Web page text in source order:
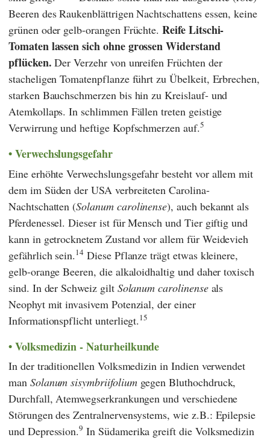
Beeren des Raukenblättrigen Nachtschattens essen, keine
grünen oder gelb-orangen Früchte.Reife Litschi-
Tomaten lassen sich ohne grossen Widerstand
pflücken. Der Verzehr von unreifen Früchten der
stacheligen Tomatenpflanze führt zu Übelkeit, Erbrechen,
starken Bauchschmerzen bis hin zu Kreislauf- und
Atemkollaps. In schlimmen Fällen treten geistige
Verwirrung und heftige Kopfschmerzen auf.5
Verwechslungsgefahr
Eine erhöhte Verwechslungsgefahr besteht vor allem mit
dem im Süden der USA verbreiteten Carolina-
Nachtschatten (Solanum carolinense), auch bekannt als
Pferdenessel. Dieser ist für Mensch und Tier giftig und
kann in getrocknetem Zustand vor allem für Weidevieh
gefährlich sein.14 Diese Pflanze trägt etwas kleinere,
gelb-orange Beeren, die alkaloidhaltig und daher toxisch
sind. In der Schweiz gilt Solanum carolinenseals
Neophyt mit invasivem Potenzial, der einer
Informationspflicht unterliegt.15
Volksmedizin - Naturheilkunde
In der traditionellen Volksmedizin in Indien verwendet
man Solanum sisymbriifoliumgegen Bluthochdruck,
Durchfall, Atemwegserkrankungen und verschiedene
Störungen des Zentralnervensystems, wie z.B.: Epilepsie
und Depression.9 In Südamerika greift die Volksmedizin